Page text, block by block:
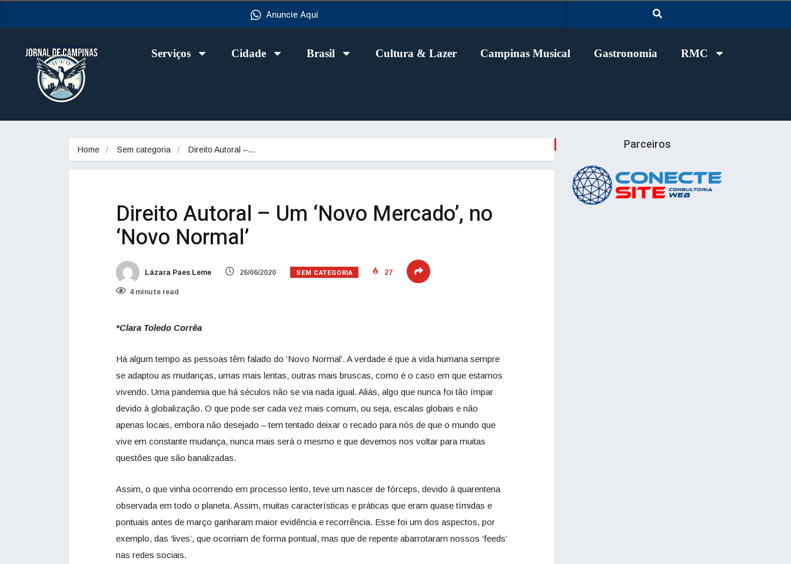
Anuncie Aqui
Serviços Cidade Brasil Cultura & Lazer Campinas Musical Gastronomia RMC
Home Sem categoria Direito Autoral –…
Direito Autoral – Um ‘Novo Mercado’, no
‘Novo Normal’
Lázara Paes Leme 26/06/2020 SEM CATEGORIA 27
4 minute read
*Clara Toledo Corrêa
Há algum tempo as pessoas têm falado do ‘Novo Normal’. A verdade é que a vida humana sempre
se adaptou as mudanças, umas mais lentas, outras mais bruscas, como é o caso em que estamos
vivendo. Uma pandemia que há séculos não se via nada igual. Aliás, algo que nunca foi tão ímpar
devido à globalização. O que pode ser cada vez mais comum, ou seja, escalas globais e não
apenas locais, embora não desejado – tem tentado deixar o recado para nós de que o mundo que
vive em constante mudança, nunca mais será o mesmo e que devemos nos voltar para muitas
questões que são banalizadas.
Assim, o que vinha ocorrendo em processo lento, teve um nascer de fórceps, devido à quarentena
observada em todo o planeta. Assim, muitas características e práticas que eram quase tímidas e
pontuais antes de março ganharam maior evidência e recorrência. Esse foi um dos aspectos, por
exemplo, das ‘lives’, que ocorriam de forma pontual, mas que de repente abarrotaram nossos ‘feeds’
nas redes sociais.
Parceiros